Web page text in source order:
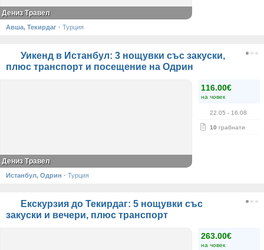
Дениз Травел
Авша, Текирдаг · Турция
Уикенд в Истанбул: 3 нощувки със закуски,
плюс транспорт и посещение на Одрин
116.00€
на човек
22.05 - 16.08
10 грабнати
Дениз Травел
Истанбул, Одрин · Турция
Екскурзия до Текирдаг: 5 нощувки със
закуски и вечери, плюс транспорт
263.00€
на човек